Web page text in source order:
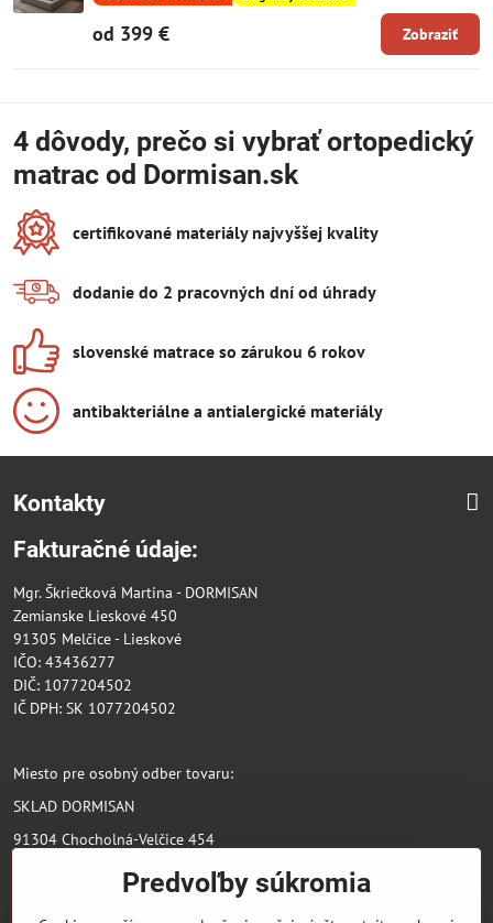
od 399 € Zobraziť
4 dôvody, prečo si vybrať ortopedický
matrac od Dormisan.sk
certifikované materiály najvyššej kvality
dodanie do 2 pracovných dní od úhrady
slovenské matrace so zárukou 6 rokov
antibakteriálne a antialergické materiály
Kontakty
Fakturačné údaje:
Mgr. Škriečková Martina - DORMISAN
Zemianske Lieskové 450
91305 Melčice - Lieskové
IČO: 43436277
DIČ: 1077204502
IČ DPH: SK 1077204502
Miesto pre osobný odber tovaru:
SKLAD DORMISAN
91304 Chocholná-Velčice 454
Predvoľby súkromia